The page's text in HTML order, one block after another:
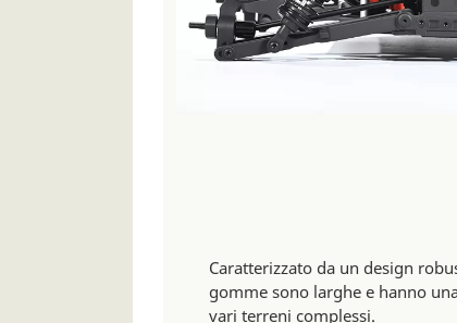
Caratterizzato da un design
gomme sono larghe e hanno
vari terreni complessi.